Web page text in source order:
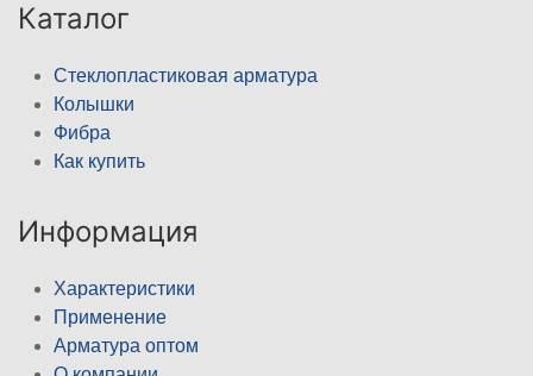
Каталог
Стеклопластиковая арматура
Колышки
Фибра
Как купить
Информация
Характеристики
Применение
Арматура оптом